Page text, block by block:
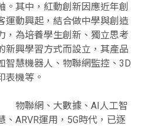
。其中，紅動創新因應近年創
運動興起，結合做中學與創造
，為培養學生創新、獨立思考
新興學習方式而設立，其產品
智慧機器人、物聯網監控、3D
表機等。
物聯網、大數據、AI人工智
、ARVR運用，5G時代，已逐